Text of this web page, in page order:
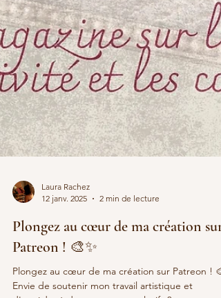
Laura Rachez
2 min de lecture
Plongez au cœur de ma création sur
Patreon ! 🎨✨
Plongez au cœur de ma création sur Patreon !